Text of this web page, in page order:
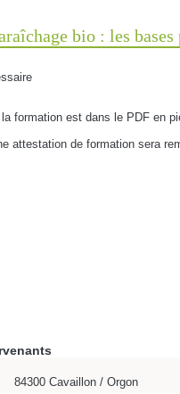
bio : les bases
formation est dans le PDF en
attestation de formation sera
84300 Cavaillon / Orgon